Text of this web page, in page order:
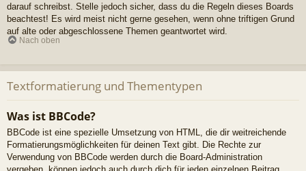
darauf schreibst. Stelle jedoch sicher, dass du die Regeln dieses Boards
beachtest! Es wird meist nicht gerne gesehen, wenn ohne triftigen Grund
auf alte oder abgeschlossene Themen geantwortet wird.
Nach oben
Textformatierung und Thementypen
Was ist BBCode?
BBCode ist eine spezielle Umsetzung von HTML, die dir weitreichende
Formatierungsmöglichkeiten für deinen Text gibt. Die Rechte zur
Verwendung von BBCode werden durch die Board-Administration